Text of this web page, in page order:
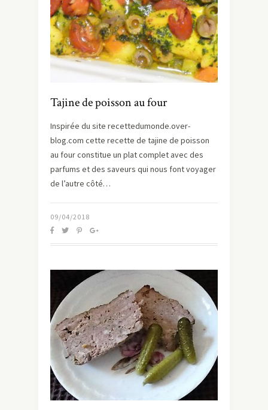
Tajine de poisson au four
Inspirée du site recettedumonde.over-
blog.com cette recette de tajine de poisson
au four constitue un plat complet avec des
parfums et des saveurs qui nous font voyager
de l’autre côté…
09/04/2018